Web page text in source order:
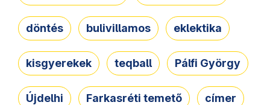
döntés bulivillamos eklektika
kisgyerekek teqball Pálfi György
Újdelhi Farkasréti temető címer